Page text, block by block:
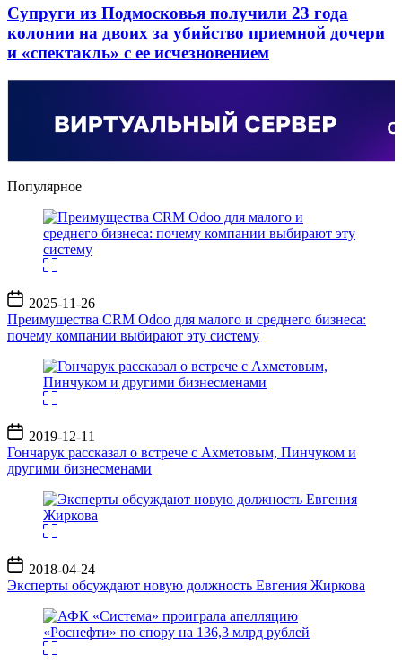
Супруги из Подмосковья получили 23 года
колонии на двоих за убийство приемной дочери
и «спектакль» с ее исчезновением
Популярное
Дата
записи
2025-11-26
Преимущества CRM Odoo для малого и среднего бизнеса:
почему компании выбирают эту систему
Дата
записи
2019-12-11
Гончарук рассказал о встрече с Ахметовым, Пинчуком и
другими бизнесменами
Дата
записи
2018-04-24
Эксперты обсуждают новую должность Евгения Жиркова